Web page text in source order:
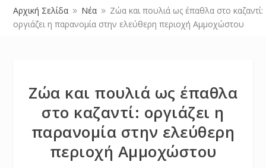
Αρχική Σελίδα 9 Νέα 9 Ζώα και πουλιά ως έπαθλα στο καζαντί:
οργιάζει η παρανομία στην ελεύθερη περιοχή Αμμοχώστου
Ζώα και πουλιά ως έπαθλα
στο καζαντί: οργιάζει η
παρανομία στην ελεύθερη
περιοχή Αμμοχώστου